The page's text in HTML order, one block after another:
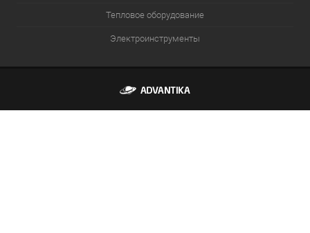
Тепловое оборудование
Электроинструменты